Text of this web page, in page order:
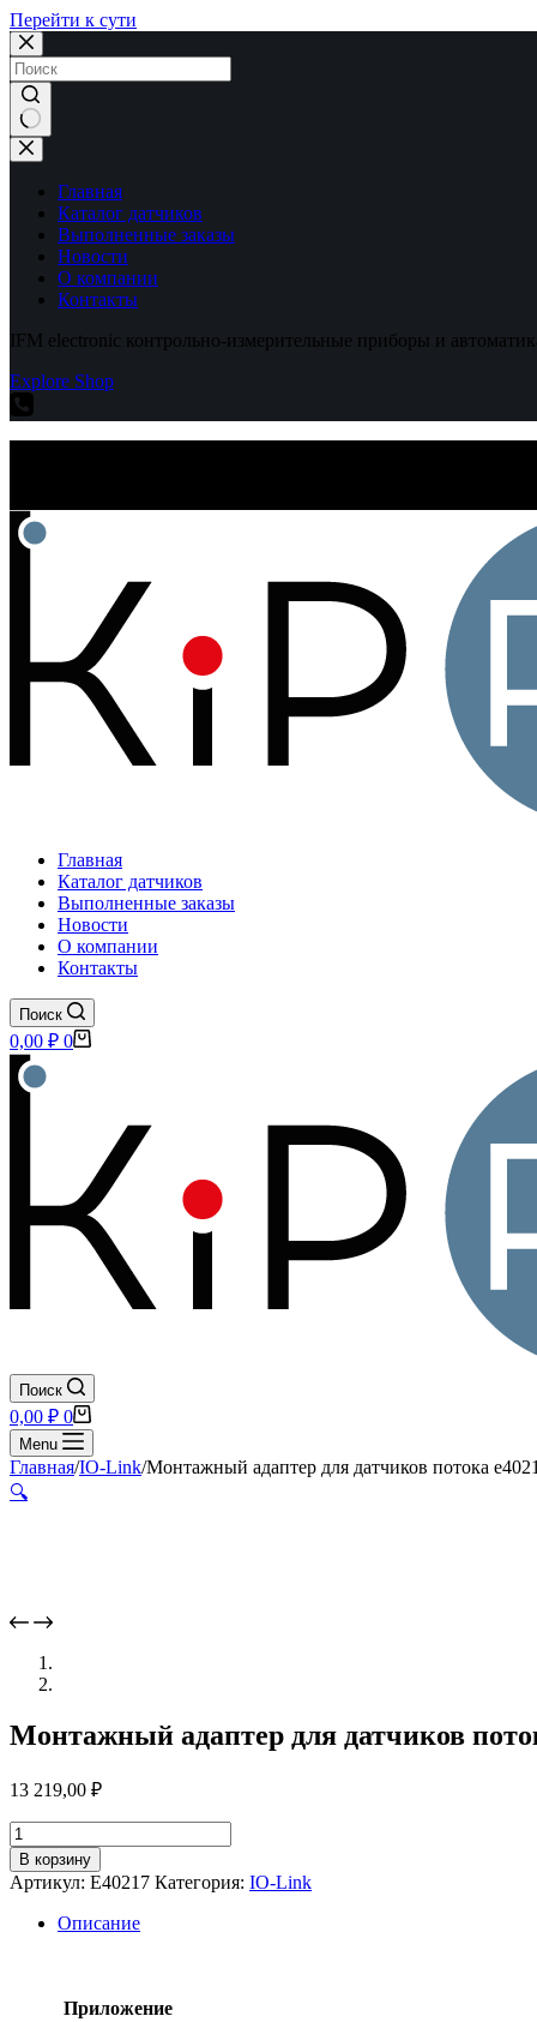
Перейти к сути
Ничего
не
найденоГлавная
Каталог датчиков
Выполненные заказы
Новости
О компании
Контакты
IFM electronic контрольно-измерительные приборы и
Explore Shop
Главная
Каталог датчиков
Выполненные заказы
Новости
О компании
Контакты
Поиск
Корзина
0,00 ₽ 0
Поиск
Корзина
0,00 ₽ 0
Menu
Главная/IO-Link/Монтажный адаптер для датчиков потока
🔍
Монтажный адаптер для датчиков
13 219,00 ₽
Количество
товара
Монтажный
адаптер
датчиков
В корзину
Артикул: E40217 Категория: IO-Link
Описание
Приложение